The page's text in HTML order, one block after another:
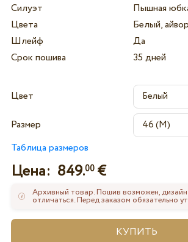
Силуэт
Пышная
Цвета
Белый,
Шлейф
Да
Срок пошива
35 дней
Цвет
Размер
Таблица размеров
Цена: 849.00€
Архивный товар. Пошив возможен,
отличаться. Перед заказом обязательно